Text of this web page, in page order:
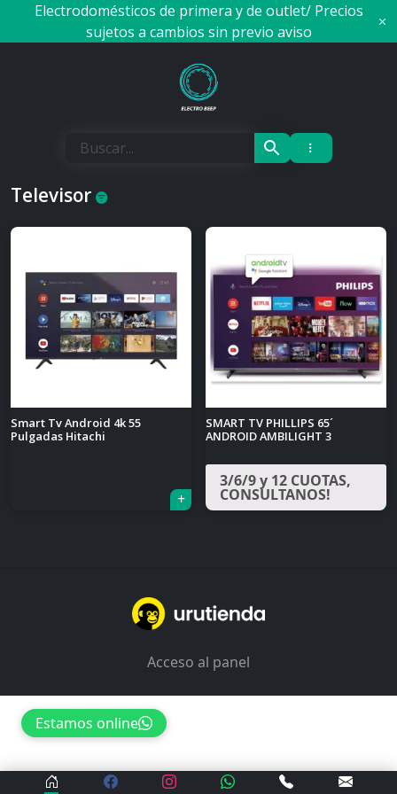
Electrodomésticos de primera y de outlet/ Precios
sujetos a cambios sin previo aviso
Electro Beep
Televisor
Smart Tv Android 4k 55
Pulgadas Hitachi
SMART TV PHILLIPS 65´
ANDROID AMBILIGHT 3
3/6/9 y 12 CUOTAS,
CONSULTANOS!
Acceso al panel
Estamos online